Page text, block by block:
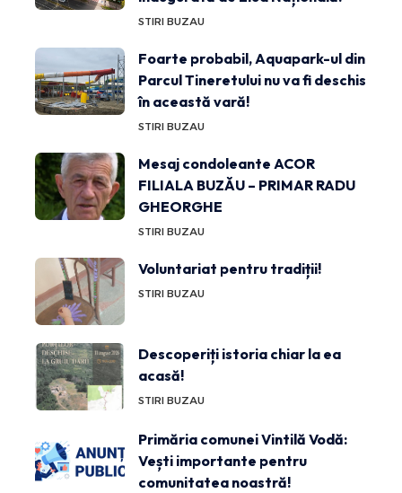
STIRI BUZAU
Foarte probabil, Aquapark-ul din
Parcul Tineretului nu va fi deschis
în această vară!
STIRI BUZAU
Mesaj condoleante ACOR
FILIALA BUZĂU – PRIMAR RADU
GHEORGHE
STIRI BUZAU
Voluntariat pentru tradiții!
STIRI BUZAU
Descoperiți istoria chiar la ea
acasă!
STIRI BUZAU
Primăria comunei Vintilă Vodă:
Vești importante pentru
comunitatea noastră!